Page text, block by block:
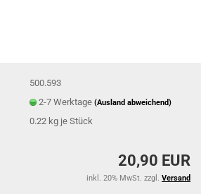
500.593
2-7 Werktage(Ausland abweichend)
0.22 kg je Stück
20,90 EUR
inkl. 20% MwSt. zzgl. Versand